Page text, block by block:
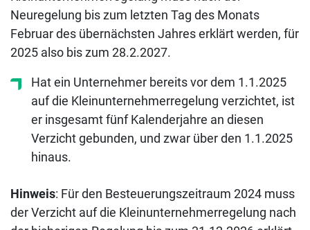
Neuregelung bis zum letzten Tag des Monats
Februar des übernächsten Jahres erklärt werden, für
2025 also bis zum 28.2.2027.
Hat ein Unternehmer bereits vor dem 1.1.2025
auf die Kleinunternehmerregelung verzichtet, ist
er insgesamt fünf Kalenderjahre an diesen
Verzicht gebunden, und zwar über den 1.1.2025
hinaus.
Hinweis: Für den Besteuerungszeitraum 2024 muss
der Verzicht auf die Kleinunternehmerregelung nach